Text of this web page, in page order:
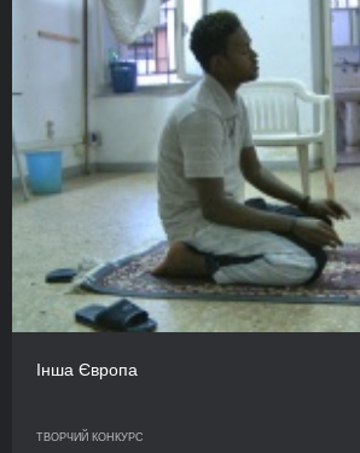
Інша Європа
ТВОРЧИЙ КОНКУРС